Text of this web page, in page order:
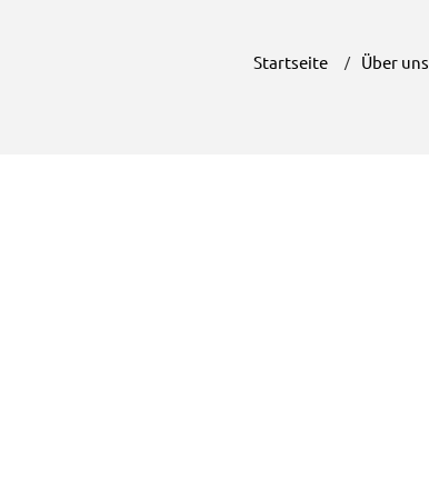
Startseite Über uns